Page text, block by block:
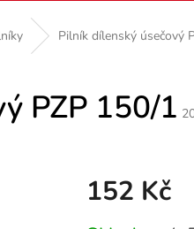
Pilník dílenský úsečový
PZP 150/1
152 Kč